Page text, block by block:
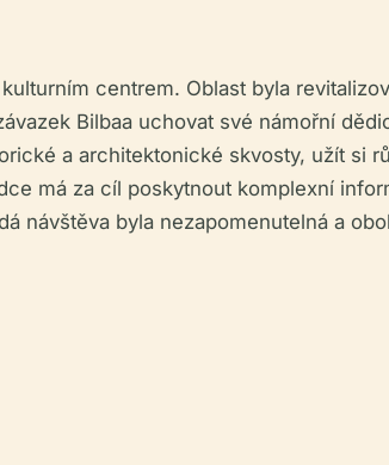
centrem. Oblast byla
Bilbaa uchovat své námořní
a architektonické skvosty, užít si
má za cíl poskytnout komplexní
návštěva byla nezapomenutelná a